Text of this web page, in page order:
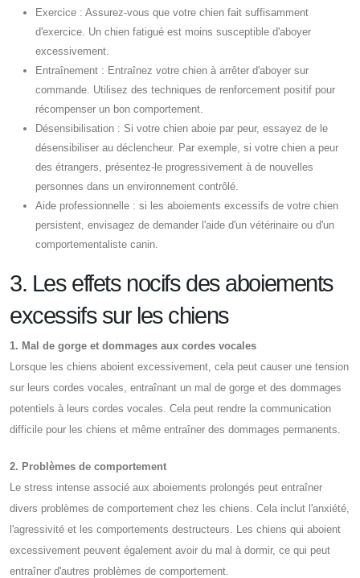
Exercice : Assurez-vous que votre chien fait suffisamment
d'exercice. Un chien fatigué est moins susceptible d'aboyer
excessivement.
Entraînement : Entraînez votre chien à arrêter d'aboyer sur
commande. Utilisez des techniques de renforcement positif pour
récompenser un bon comportement.
Désensibilisation : Si votre chien aboie par peur, essayez de le
désensibiliser au déclencheur. Par exemple, si votre chien a peur
des étrangers, présentez-le progressivement à de nouvelles
personnes dans un environnement contrôlé.
Aide professionnelle : si les aboiements excessifs de votre chien
persistent, envisagez de demander l'aide d'un vétérinaire ou d'un
comportementaliste canin.
3. Les effets nocifs des aboiements
excessifs sur les chiens
1. Mal de gorge et dommages aux cordes vocales
Lorsque les chiens aboient excessivement, cela peut causer une tension
sur leurs cordes vocales, entraînant un mal de gorge et des dommages
potentiels à leurs cordes vocales. Cela peut rendre la communication
difficile pour les chiens et même entraîner des dommages permanents.
2. Problèmes de comportement
Le stress intense associé aux aboiements prolongés peut entraîner
divers problèmes de comportement chez les chiens. Cela inclut l'anxiété,
l'agressivité et les comportements destructeurs. Les chiens qui aboient
excessivement peuvent également avoir du mal à dormir, ce qui peut
entraîner d'autres problèmes de comportement.